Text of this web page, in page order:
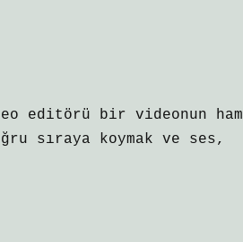
editörü bir videonun ham
sıraya koymak ve ses,